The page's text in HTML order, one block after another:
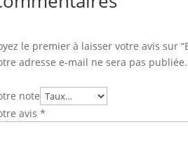
le premier à laisser votre avis sur
adresse e-mail ne sera pas publiée.
note
avis*